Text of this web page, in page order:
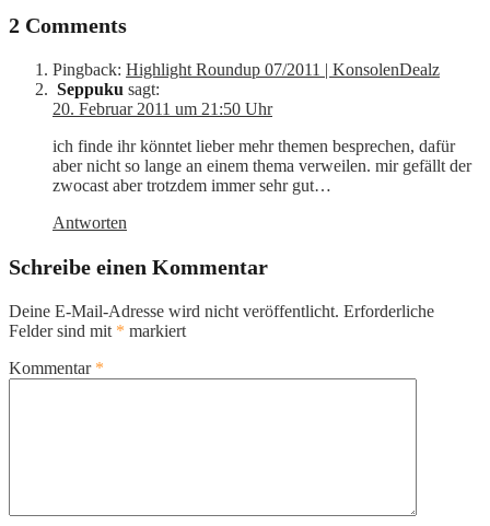
2 Comments
Pingback: Highlight Roundup 07/2011 | KonsolenDealz
Seppuku sagt:
20. Februar 2011 um 21:50 Uhr
ich finde ihr könntet lieber mehr themen besprechen, dafür
aber nicht so lange an einem thema verweilen. mir gefällt der
zwocast aber trotzdem immer sehr gut…
Antworten
Schreibe einen Kommentar
Deine E-Mail-Adresse wird nicht veröffentlicht. Erforderliche
Felder sind mit * markiert
Kommentar *